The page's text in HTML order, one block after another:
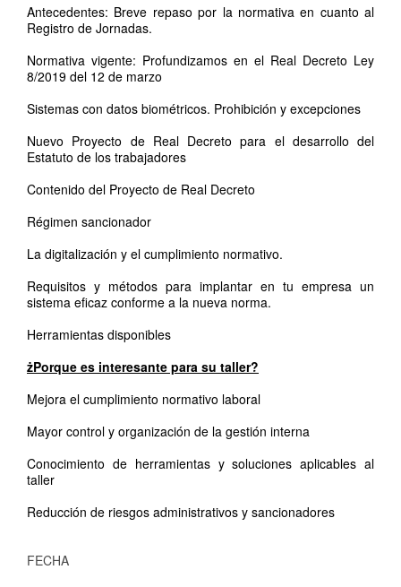
Antecedentes: Breve repaso por la normativa en cuanto al
Registro de Jornadas.
Normativa vigente: Profundizamos en el Real Decreto Ley
8/2019 del 12 de marzo
Sistemas con datos biométricos. Prohibición y excepciones
Nuevo Proyecto de Real Decreto para el desarrollo del
Estatuto de los trabajadores
Contenido del Proyecto de Real Decreto
Régimen sancionador
La digitalización y el cumplimiento normativo.
Requisitos y métodos para implantar en tu empresa un
sistema eficaz conforme a la nueva norma.
Herramientas disponibles
żPorque es interesante para su taller?
Mejora el cumplimiento normativo laboral
Mayor control y organización de la gestión interna
Conocimiento de herramientas y soluciones aplicables al
taller
Reducción de riesgos administrativos y sancionadores
FECHA